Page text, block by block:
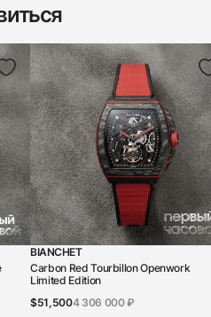
BIANCHET
Carbon Red Tourbillon Openwork
Limited Edition
$51,5004 306 000 ₽